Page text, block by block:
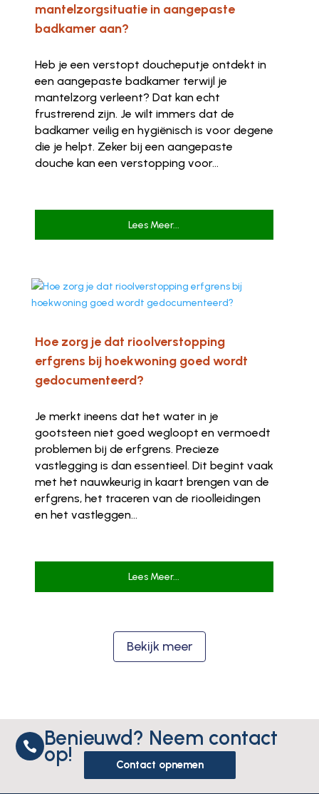
mantelzorgsituatie in aangepaste
badkamer aan?
Heb je een verstopt doucheputje ontdekt in
een aangepaste badkamer terwijl je
mantelzorg verleent? Dat kan echt
frustrerend zijn. Je wilt immers dat de
badkamer veilig en hygiënisch is voor degene
die je helpt. Zeker bij een aangepaste
douche kan een verstopping voor...
Lees Meer...
Hoe zorg je dat rioolverstopping
erfgrens bij hoekwoning goed wordt
gedocumenteerd?
Je merkt ineens dat het water in je
gootsteen niet goed wegloopt en vermoedt
problemen bij de erfgrens. Precieze
vastlegging is dan essentieel. Dit begint vaak
met het nauwkeurig in kaart brengen van de
erfgrens, het traceren van de rioolleidingen
en het vastleggen...
Lees Meer...
Bekijk meer
 Benieuwd? Neem contact
op! Contact opnemen